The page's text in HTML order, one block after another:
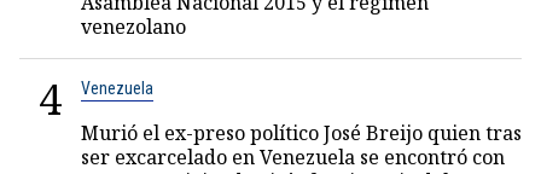
venezolano
4 Venezuela
Murió el ex-preso político José Breijo quien tras
ser excarcelado en Venezuela se encontró con